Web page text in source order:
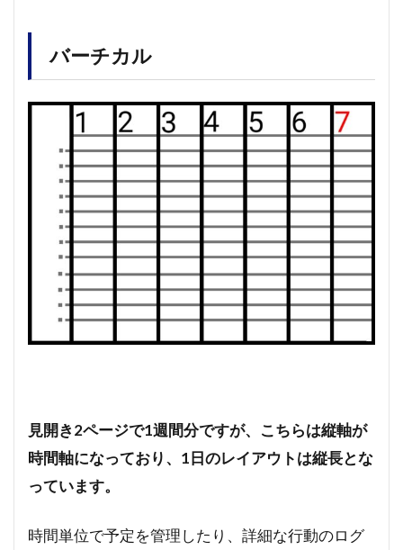
バーチカル
見開き2ページで1週間分ですが、こちらは縦軸が
時間軸になっており、1日のレイアウトは縦長とな
っています。
時間単位で予定を管理したり、詳細な行動のログ